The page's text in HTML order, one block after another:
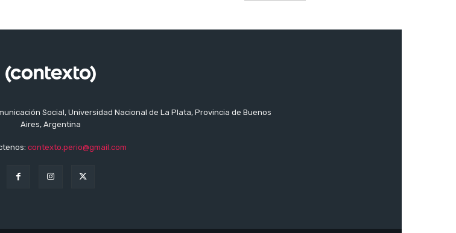
Social, Universidad Nacional de La Plata, Provincia de Buenos
Aires, Argentina
contexto.perio@gmail.com